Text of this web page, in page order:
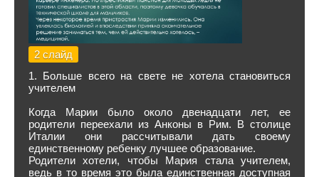
2 слайд
1. Больше всего на свете не хотела становиться
учителем
Когда Марии было около двенадцати лет, ее
родители переехали из Анконы в Рим. В столице
Италии они рассчитывали дать своему
единственному ребенку лучшее образование.
Родители хотели, чтобы Мария стала учителем,
ведь в то время это была единственная доступная